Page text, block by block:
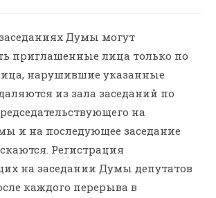
Думы могут
приглашенные лица только по
нарушившие указанные
из зала заседаний по
на
и на последующее заседание
Регистрация
на заседании Думы депутатов
каждого перерыва в